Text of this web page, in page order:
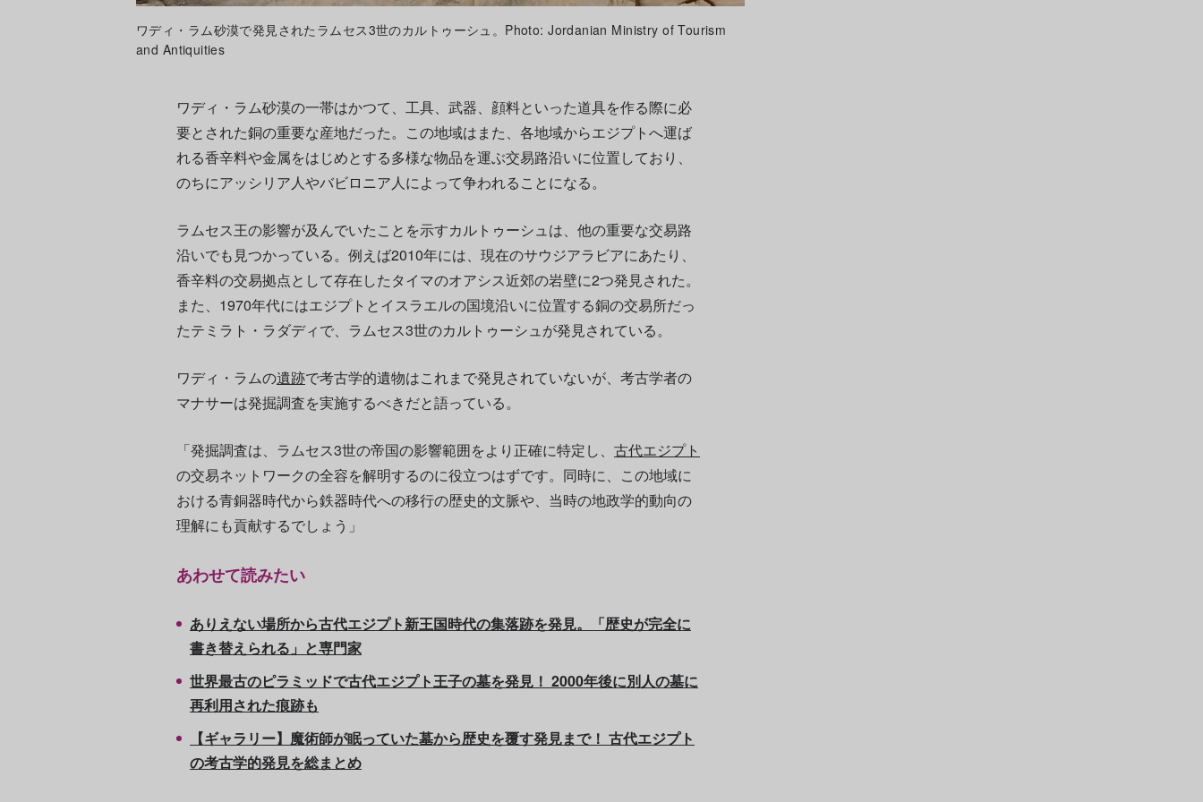
ワディ・ラム砂漠で発見されたラムセス3世のカルトゥーシュ。Photo: Jordanian Ministry of Tourism
and Antiquities
ワディ・ラム砂漠の一帯はかつて、工具、武器、顔料といった道具を作る際に必
要とされた銅の重要な産地だった。この地域はまた、各地域からエジプトへ運ば
れる香辛料や金属をはじめとする多様な物品を運ぶ交易路沿いに位置しており、
のちにアッシリア人やバビロニア人によって争われることになる。
ラムセス王の影響が及んでいたことを示すカルトゥーシュは、他の重要な交易路
沿いでも見つかっている。例えば2010年には、現在のサウジアラビアにあたり、
香辛料の交易拠点として存在したタイマのオアシス近郊の岩壁に2つ発見された。
また、1970年代にはエジプトとイスラエルの国境沿いに位置する銅の交易所だっ
たテミラト・ラダディで、ラムセス3世のカルトゥーシュが発見されている。
ワディ・ラムの遺跡で考古学的遺物はこれまで発見されていないが、考古学者の
マナサーは発掘調査を実施するべきだと語っている。
「発掘調査は、ラムセス3世の帝国の影響範囲をより正確に特定し、 古代エジプト
の交易ネットワークの全容を解明するのに役立つはずです。同時に、この地域に
おける青銅器時代から鉄器時代への移行の歴史的文脈や、当時の地政学的動向の
理解にも貢献するでしょう」
あわせて読みたい
ありえない場所から古代エジプト新王国時代の集落跡を発見。「歴史が完全に
書き替えられる」と専門家
世界最古のピラミッドで古代エジプト王子の墓を発見！ 2000年後に別人の墓に
再利用された痕跡も
【ギャラリー】魔術師が眠っていた墓から歴史を覆す発見まで！ 古代エジプト
の考古学的発見を総まとめ